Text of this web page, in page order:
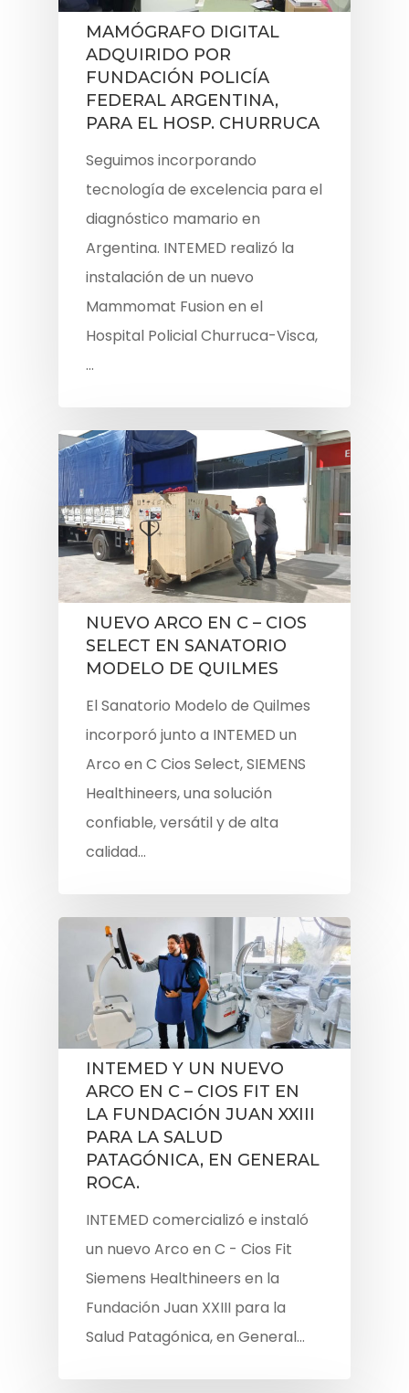
MAMÓGRAFO DIGITAL
ADQUIRIDO POR
FUNDACIÓN POLICÍA
FEDERAL ARGENTINA,
PARA EL HOSP. CHURRUCA
Seguimos incorporando
tecnología de excelencia para el
diagnóstico mamario en
Argentina. INTEMED realizó la
instalación de un nuevo
Mammomat Fusion en el
Hospital Policial Churruca-Visca,
…
NUEVO ARCO EN C – CIOS
SELECT EN SANATORIO
MODELO DE QUILMES
El Sanatorio Modelo de Quilmes
incorporó junto a INTEMED un
Arco en C Cios Select, SIEMENS
Healthineers, una solución
confiable, versátil y de alta
calidad…
INTEMED Y UN NUEVO
ARCO EN C – CIOS FIT EN
LA FUNDACIÓN JUAN XXIII
PARA LA SALUD
PATAGÓNICA, EN GENERAL
ROCA.
INTEMED comercializó e instaló
un nuevo Arco en C - Cios Fit
Siemens Healthineers en la
Fundación Juan XXIII para la
Salud Patagónica, en General…